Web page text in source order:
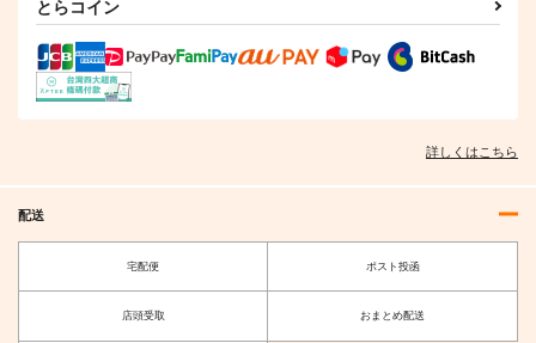
とらコイン
詳しくはこちら
配送
宅配便 ポスト投函
店頭受取 おまとめ配送